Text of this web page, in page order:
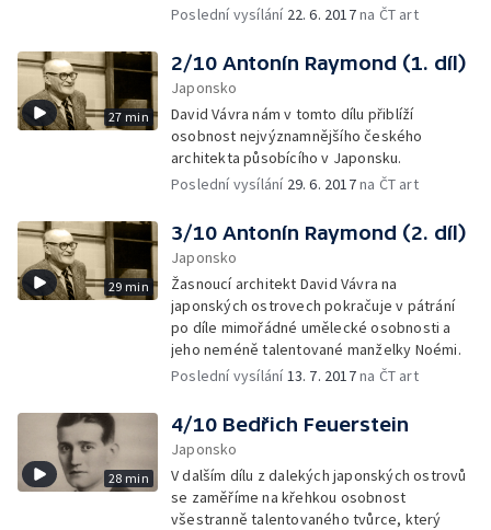
Poslední vysílání 22. 6. 2017na ČT art
27 min
2/10 Antonín Raymond (1. díl)
Japonsko
David Vávra nám v tomto dílu přiblíží
osobnost nejvýznamnějšího českého
architekta působícího v Japonsku.
Poslední vysílání 29. 6. 2017na ČT art
29 min
3/10 Antonín Raymond (2. díl)
Japonsko
Žasnoucí architekt David Vávra na
japonských ostrovech pokračuje v pátrání
po díle mimořádné umělecké osobnosti a
jeho neméně talentované manželky Noémi.
Poslední vysílání13. 7. 2017na ČT art
28 min
4/10 Bedřich Feuerstein
Japonsko
V dalším dílu z dalekých japonských ostrovů
se zaměříme na křehkou osobnost
všestranně talentovaného tvůrce, který